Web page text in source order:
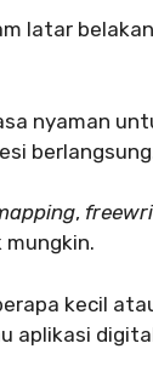
latar
nyaman
,
kecil
aplikasi